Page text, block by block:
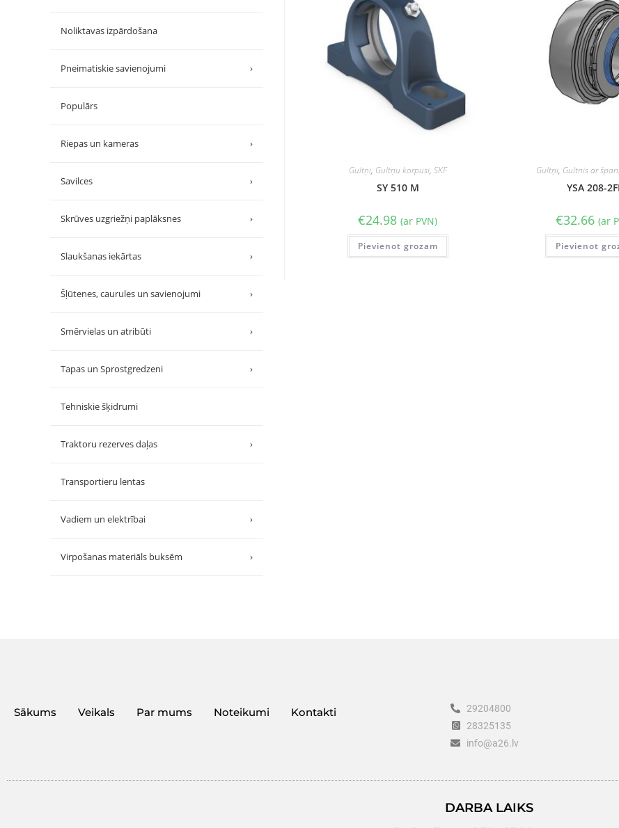
Gultņi, Gultņu korpusi, SKF
SY 510 M
€24.98 (ar PVN)
Pievienot grozam
Gultņi, Gultnis ar
YSA 208-
€32.66 (ar
Pievienot
Noliktavas izpārdošana
Pneimatiskie savienojumi ›
Populārs
Riepas un kameras ›
Savilces ›
Skrūves uzgriežņi paplāksnes ›
Slaukšanas iekārtas ›
Šļūtenes, caurules un savienojumi ›
Smērvielas un atribūti ›
Tapas un Sprostgredzeni ›
Tehniskie šķidrumi
Traktoru rezerves daļas ›
Transportieru lentas
Vadiem un elektrībai ›
Virpošanas materiāls buksēm ›
Sākums Veikals Par mums Noteikumi Kontakti
29204800
28325135
info@a26.lv
DARBA LAIKS